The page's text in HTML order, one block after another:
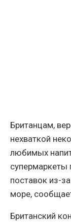
Британцам,
нехваткой
любимых
супермаркеты
поставок из-
море,
Британский